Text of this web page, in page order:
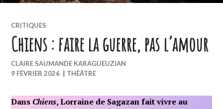
CRITIQUES
Chiens : faire la guerre, pas l’amour
CLAIRE SAUMANDE KARAGUEUZIAN
9 FÉVRIER 2026
THÉÂTRE
Dans Chiens, Lorraine de Sagazan fait vivre au